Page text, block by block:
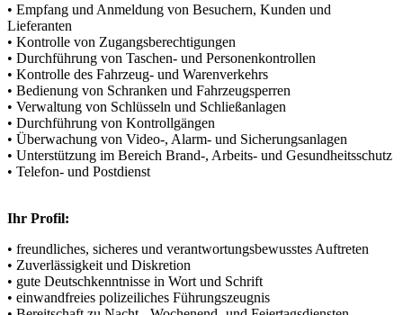
• Empfang und Anmeldung von Besuchern, Kunden und
Lieferanten
• Kontrolle von Zugangsberechtigungen
• Durchführung von Taschen- und Personenkontrollen
• Kontrolle des Fahrzeug- und Warenverkehrs
• Bedienung von Schranken und Fahrzeugsperren
• Verwaltung von Schlüsseln und Schließanlagen
• Durchführung von Kontrollgängen
• Überwachung von Video-, Alarm- und Sicherungsanlagen
• Unterstützung im Bereich Brand-, Arbeits- und Gesundheitsschutz
• Telefon- und Postdienst
Ihr Profil:
• freundliches, sicheres und verantwortungsbewusstes Auftreten
• Zuverlässigkeit und Diskretion
• gute Deutschkenntnisse in Wort und Schrift
• einwandfreies polizeiliches Führungszeugnis